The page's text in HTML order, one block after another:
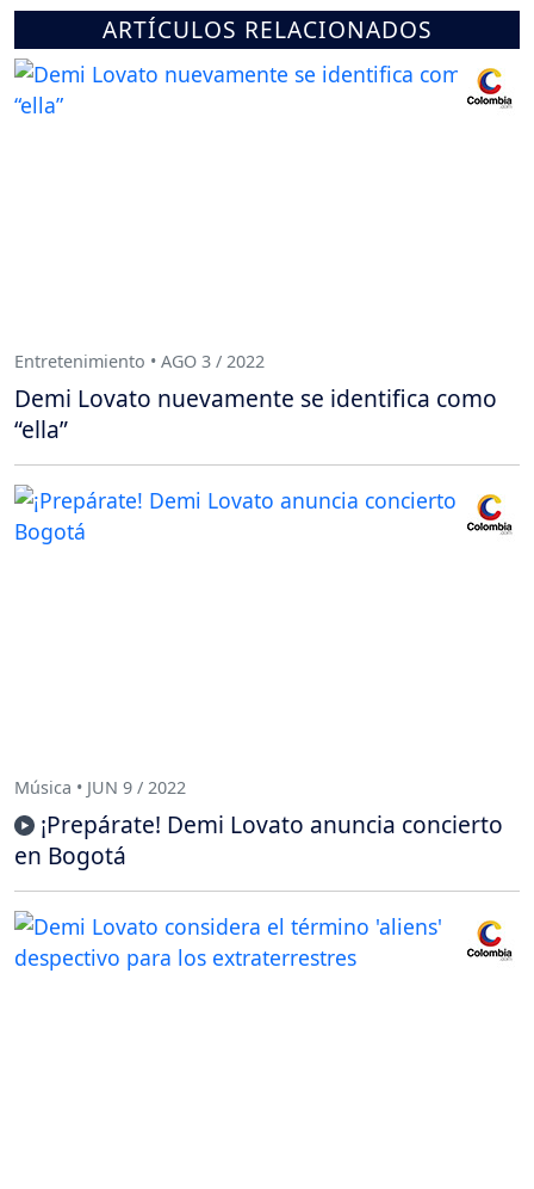
ARTÍCULOS RELACIONADOS
Entretenimiento • AGO 3 / 2022
Demi Lovato nuevamente se identifica como
“ella”
Música • JUN 9 / 2022
¡Prepárate! Demi Lovato anuncia concierto
en Bogotá